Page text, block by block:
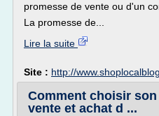
promesse de vente ou d'un
La promesse de...
Lire la suite
Site : http://
Comment choisir
vente et achat d ...